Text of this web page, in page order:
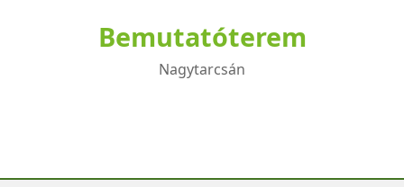
Bemutatóterem
Nagytarcsán